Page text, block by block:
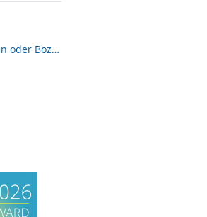
Pension&#x2F;Hotel in&#x2F;um Meran oder Bozen gesucht